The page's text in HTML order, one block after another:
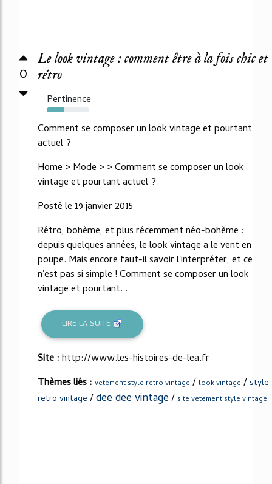
0
Le look vintage : comment être à la fois chic et
rétro
Pertinence
42%
Comment se composer un look vintage et pourtant
actuel ?
Home > Mode > > Comment se composer un look
vintage et pourtant actuel ?
Posté le 19 janvier 2015
Rétro, bohème, et plus récemment néo-bohème :
depuis quelques années, le look vintage a le vent en
poupe. Mais encore faut-il savoir l'interpréter, et ce
n'est pas si simple ! Comment se composer un look
vintage et pourtant...
LIRE LA SUITE
Site :http://www.les-histoires-de-lea.fr
Thèmes liés : vetement style retro vintage / look vintage /style
retro vintage /dee dee vintage/ site vetement style vintage